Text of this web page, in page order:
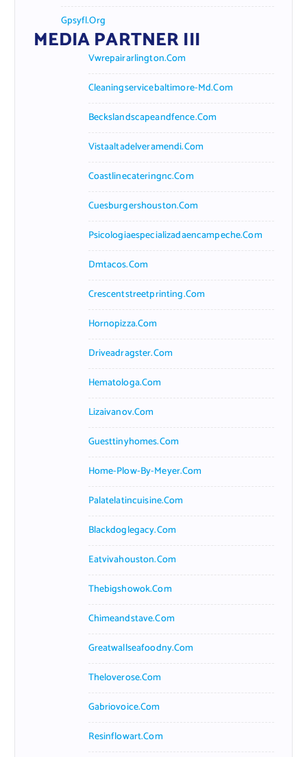
Gpsyfl.org
MEDIA PARTNER III
Vwrepairarlington.com
Cleaningservicebaltimore-Md.com
Beckslandscapeandfence.com
Vistaaltadelveramendi.com
Coastlinecateringnc.com
Cuesburgershouston.com
Psicologiaespecializadaencampeche.com
Dmtacos.com
Crescentstreetprinting.com
Hornopizza.com
Driveadragster.com
Hematologa.com
Lizaivanov.com
Guesttinyhomes.com
Home-Plow-By-Meyer.com
Palatelatincuisine.com
Blackdoglegacy.com
Eatvivahouston.com
Thebigshowok.com
Chimeandstave.com
Greatwallseafoodny.com
Theloverose.com
Gabriovoice.com
Resinflowart.com